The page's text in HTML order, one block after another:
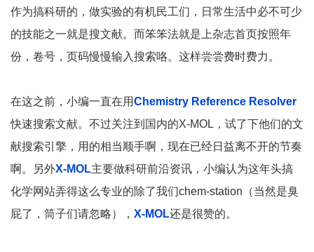
作为搞科研的，做实验的有机民工们，日常生活中必不可少
的技能之一就是搜文献。而笨笨法就是上杂志首页按照年
份，卷号，页码慢慢输入搜索咯。这样尝尝费时费力。
在这之前，小编一直在用Chemistry Reference Resolver
快速搜索文献。不过关注到国内的X-MOL，试了下他们的文
献搜索引擎，用的相当顺手啊，现在已经日益离不开的节奏
啊。另外X-MOL主要做科研前沿资讯，小编认为这年头搞
化学网站弄得这么专业的除了我们chem-station（当然是臭
屁了，筒子们请忽略）， X-MOL还是很赞的。